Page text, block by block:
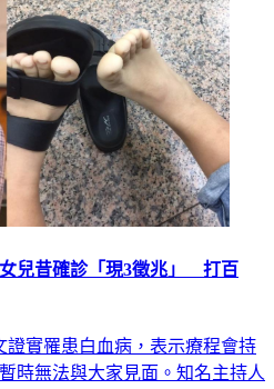
兒昔確診「現3徵兆」 打百
證實罹患白血病，表示療程會持